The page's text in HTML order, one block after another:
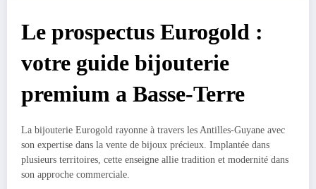
Le prospectus Eurogold :
votre guide bijouterie
premium a Basse-Terre
La bijouterie Eurogold rayonne à travers les Antilles-Guyane avec
son expertise dans la vente de bijoux précieux. Implantée dans
plusieurs territoires, cette enseigne allie tradition et modernité dans
son approche commerciale.